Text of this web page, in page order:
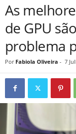
As
de GPU
problema
Por Fabiola Oliveira - 7